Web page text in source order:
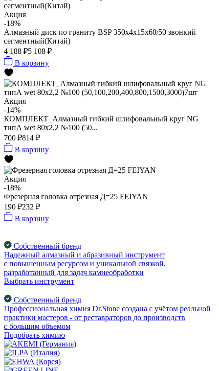
Акция
-18%
Алмазный диск по граниту BSP 350x4x15x60/50 звонкий
сегментный(Китай)
4 188 ₽5 108 ₽
В корзину
Акция
-14%
КОМПЛЕКТ_Алмазный гибкий шлифовальный круг NG
типА wet 80x2,2 №100 (50...
700 ₽814 ₽
В корзину
Акция
-18%
Фрезерная головка отрезная Д=25 FEIYAN
190 ₽232 ₽
В корзину
Собственный бренд
Надежный алмазный и абразивный инструмент
с повышенным ресурсом и уникальной связкой,
разработанный для задач камнеобработки
Выбрать инструмент
Собственный бренд
Профессиональная химия Dr.Stone создана с учётом реальной
практики мастеров - от реставраторов до производств
с большим объемом
Подобрать химию